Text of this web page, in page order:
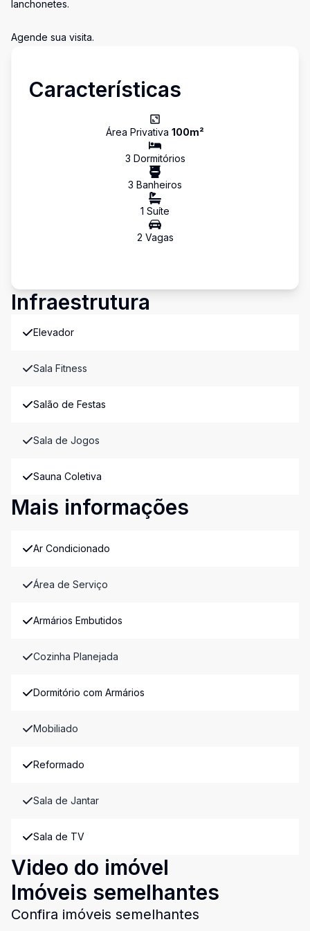
lanchonetes.
Agende sua visita.
Características
Área Privativa 100m²
3 Dormitórios
3 Banheiros
1 Suíte
2 Vagas
Infraestrutura
Elevador
Sala Fitness
Salão de Festas
Sala de Jogos
Sauna Coletiva
Mais informações
Ar Condicionado
Área de Serviço
Armários Embutidos
Cozinha Planejada
Dormitório com Armários
Mobiliado
Reformado
Sala de Jantar
Sala de TV
Video do imóvel
Imóveis semelhantes
Confira imóveis semelhantes